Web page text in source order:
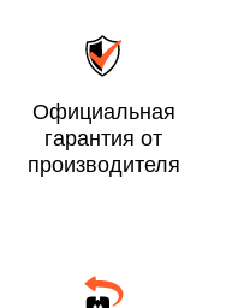
Официальная
гарантия от
производителя